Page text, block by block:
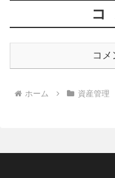
コメ
ホーム 資産管理